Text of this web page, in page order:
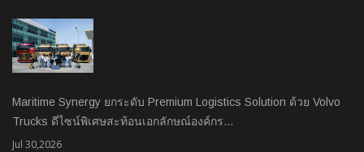
Maritime Synergy ยกระดับ Premium Logistics Solution ด้วย Volvo
Trucks ดีไซน์พิเศษสะท้อนเอกลักษณ์องค์กร…
Jul 30,2026